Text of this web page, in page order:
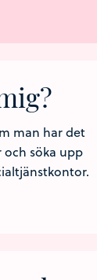
man har det
söka upp